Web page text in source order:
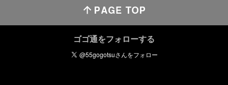
ゴゴ通をフォローする